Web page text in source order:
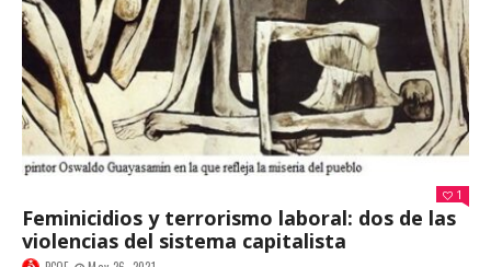
1
Feminicidios y terrorismo laboral: dos de las
violencias del sistema capitalista